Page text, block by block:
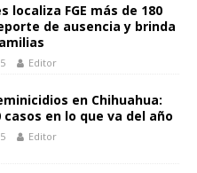
localiza FGE más de 180
de ausencia y brinda
Editor
en Chihuahua:
en lo que va del año
Editor